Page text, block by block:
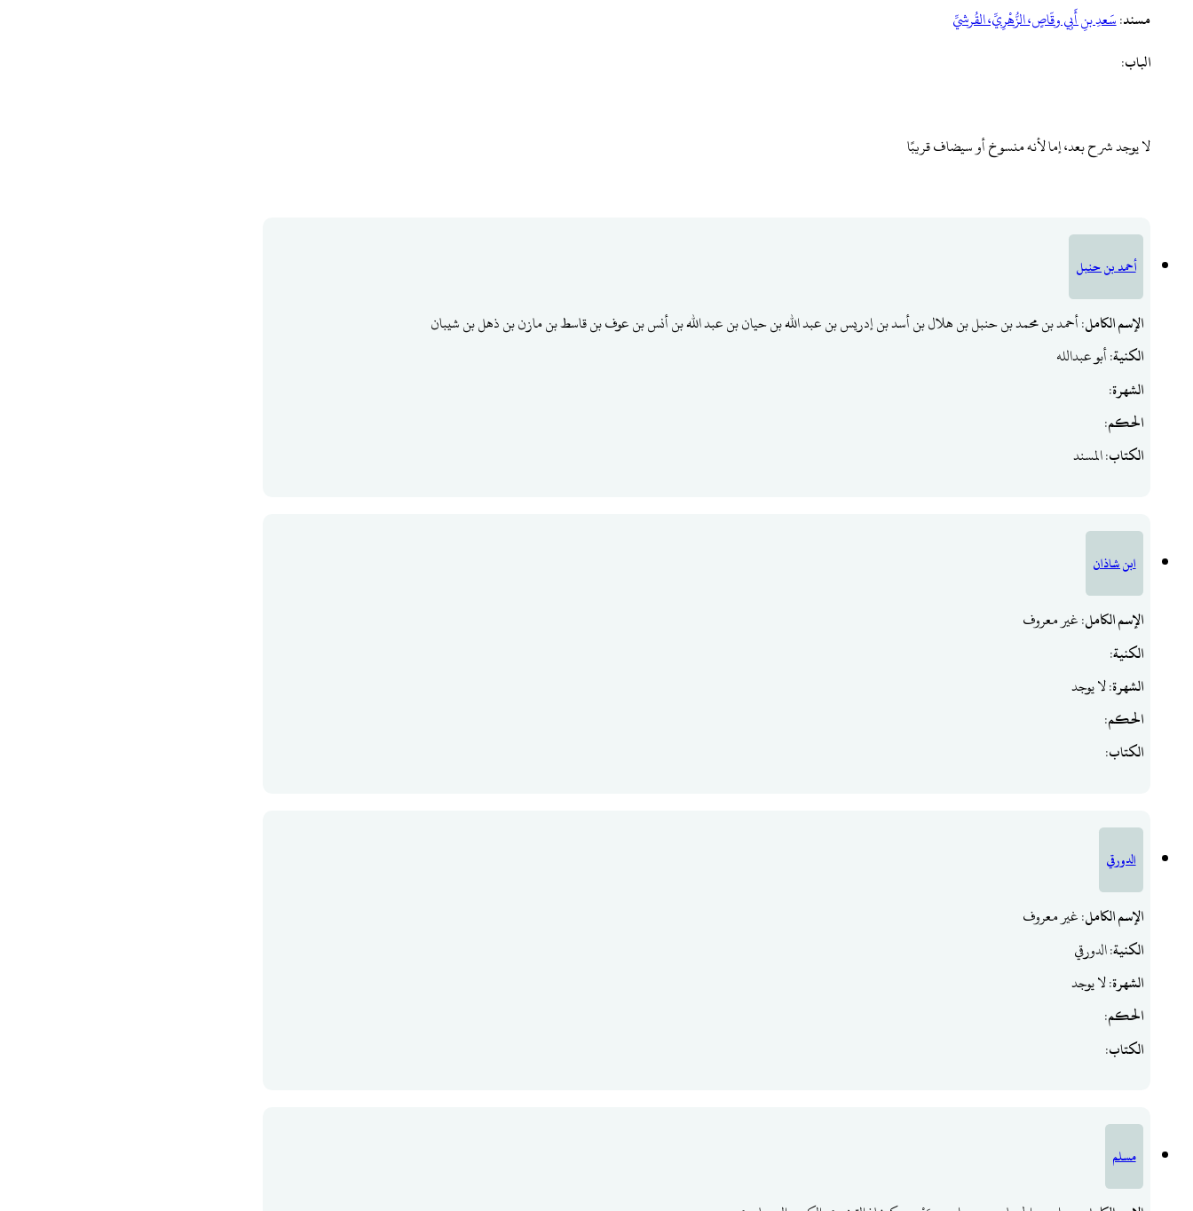
مسند:‌سَعدِ ‌بنِ ‌أَبِي ‌وقّاصٍ، ‌الزُّهْرِيِّ، القُرشيِّ
الباب:
لا يوجد شرح بعد، إما لأنه منسوخ أو سيضاف قريبًا
أحمد بن حنبل
الإسم الكامل: أحمد بن محمد بن حنبل بن هلال بن أسد بن إدريس بن عبد الله بن حيان بن عبد الله بن أنس بن عوف بن قاسط بن مازن بن ذهل بن شيبان
الكنية: أبو عبدالله
الشهرة:
الحكم:
الكتاب: المسند
ابن شاذان
الإسم الكامل: غير معروف
الكنية:
الشهرة: لا يوجد
الحكم:
الكتاب:
الدورقي
الإسم الكامل: غير معروف
الكنية: الدورقي
الشهرة: لا يوجد
الحكم:
الكتاب:
مسلم